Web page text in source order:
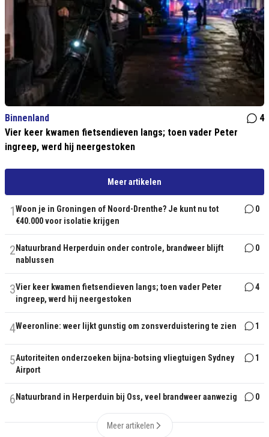
Binnenland
4
Vier keer kwamen fietsendieven langs; toen vader Peter
ingreep, werd hij neergestoken
Meer artikelen
1Woon je in Groningen of Noord-Drenthe? Je kunt nu tot
€40.000 voor isolatie krijgen
0
2 Natuurbrand Herperduin onder controle, brandweer blijft
nablussen
0
3Vier keer kwamen fietsendieven langs; toen vader Peter
ingreep, werd hij neergestoken
4
4Weeronline: weer lijkt gunstig om zonsverduistering te zien 1
5Autoriteiten onderzoeken bijna-botsing vliegtuigen Sydney
Airport
1
6 Natuurbrand in Herperduin bij Oss, veel brandweer aanwezig 0
Meer artikelen